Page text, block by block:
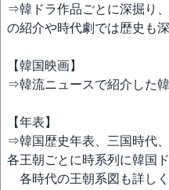
⇒韓ドラ作品ごとに深掘り
の紹介や時代劇では歴史も深
【韓国映画】
⇒韓流ニュースで紹介した
【年表】
⇒韓国歴史年表、三国時代
各王朝ごとに時系列に韓国
各時代の王朝系図も詳しく